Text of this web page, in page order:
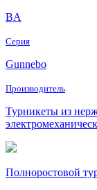
BA
Серия
Gunnebo
Производитель
Турникеты из
Полноростовой